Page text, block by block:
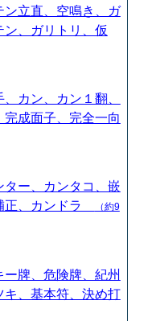
ン立直、空鳴き、ガ
ン、ガリトリ、仮
カン、カン１翻、
成面子、完全一向
ター、カンタコ、嵌
正、カンドラ
（約9
牌、危険牌、紀州
キ、基本符、決め打